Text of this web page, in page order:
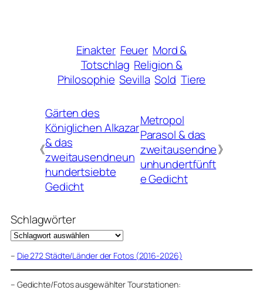
Einakter Feuer Mord &
Totschlag Religion &
Philosophie Sevilla Sold Tiere
《
Gärten des
Königlichen Alkazar
& das
zweitausendneun
hundertsiebte
Gedicht
Metropol
Parasol & das
zweitausendne
unhundertfünft
e Gedicht
》
Schlagwörter
– Die 272 Städte/Länder der Fotos (2016-2026)
– Gedichte/Fotos ausgewählter Tourstationen: